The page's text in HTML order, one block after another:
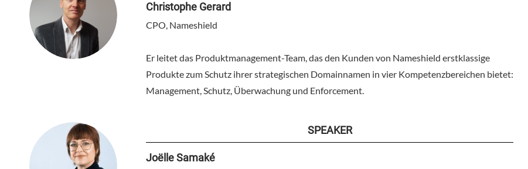
Christophe Gerard
CPO, Nameshield
Er leitet das Produktmanagement-Team, das den Kunden von Nameshield erstklassige
Produkte zum Schutz ihrer strategischen Domainnamen in vier Kompetenzbereichen bietet:
Management, Schutz, Überwachung und Enforcement.
SPEAKER
Joëlle Samaké